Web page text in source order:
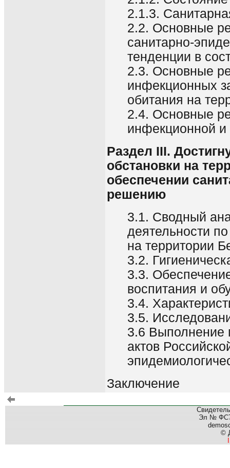
2.1.3.
2.2. Основные
санитарно-
тенденции в
2.3. Основные
инфекционных
обитания на
2.4. Основные
инфекционной и
Раздел III.
обстановки на
обеспечении
решению
3.1. Сводный
деятельности
на территории
3.2.
3.3.
воспитания и
3.4.
3.5.
3.6 Выполнение
актов
Заключение
Эл №
©